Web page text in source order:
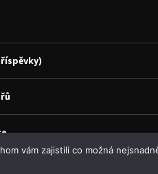
vám zajistili co možná